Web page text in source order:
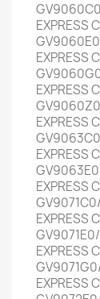
EXPRESS
EXPRESS
EXPRESS
EXPRESS
EXPRESS
EXPRESS
EXPRESS
GV9071E0/
EXPRESS
EXPRESS